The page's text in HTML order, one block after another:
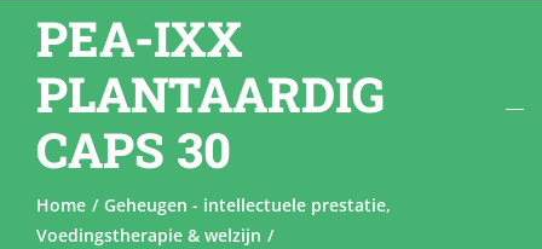
Blog
Diensten
PEA-IXX
PLANTAARDIG
CAPS 30
Home
Geheugen - intellectuele prestatie
Voedingstherapie & welzijn